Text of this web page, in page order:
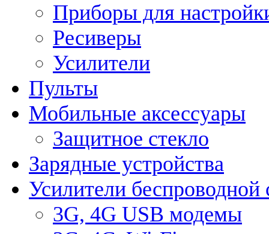
Приборы для
Ресиверы
Усилители
Пульты
Мобильные аксессуары
Защитное стекло
Зарядные устройства
Усилители беспроводной
3G, 4G USB модемы